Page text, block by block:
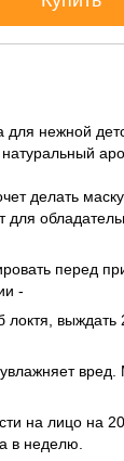
нежной
делать
для
перед
-
локтя, выждать
на лицо на
в неделю.